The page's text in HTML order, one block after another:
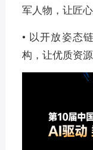
军人物，让匠
• 以开放姿态
构，让优质资源